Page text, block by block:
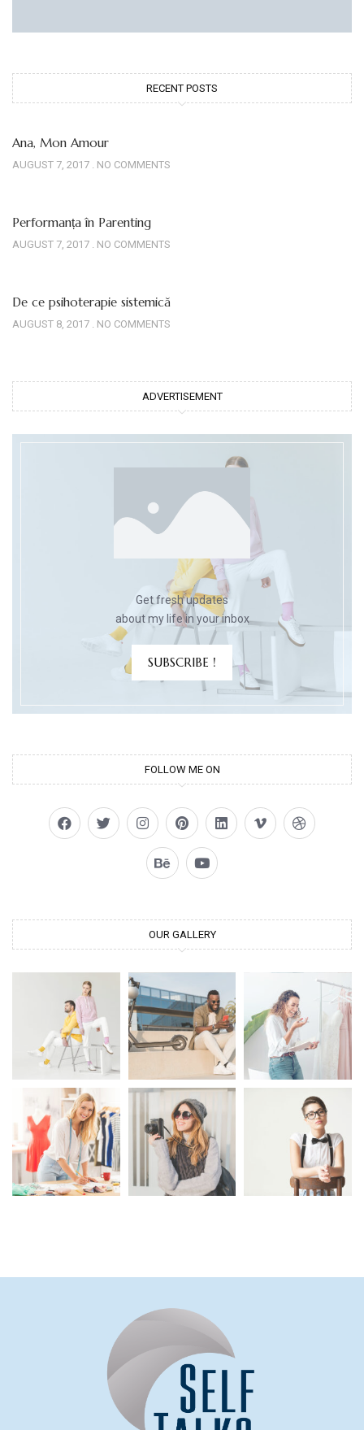
RECENT POSTS
Ana, Mon Amour
AUGUST 7, 2017 NO COMMENTS
Performanța în Parenting
AUGUST 7, 2017 NO COMMENTS
De ce psihoterapie sistemică
AUGUST 8, 2017 NO COMMENTS
ADVERTISEMENT
Get fresh updates
about my life in your inbox
SUBSCRIBE !
FOLLOW ME ON
OUR GALLERY